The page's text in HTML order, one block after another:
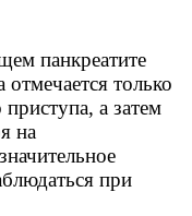
панкреатите
только
а затем
на
при